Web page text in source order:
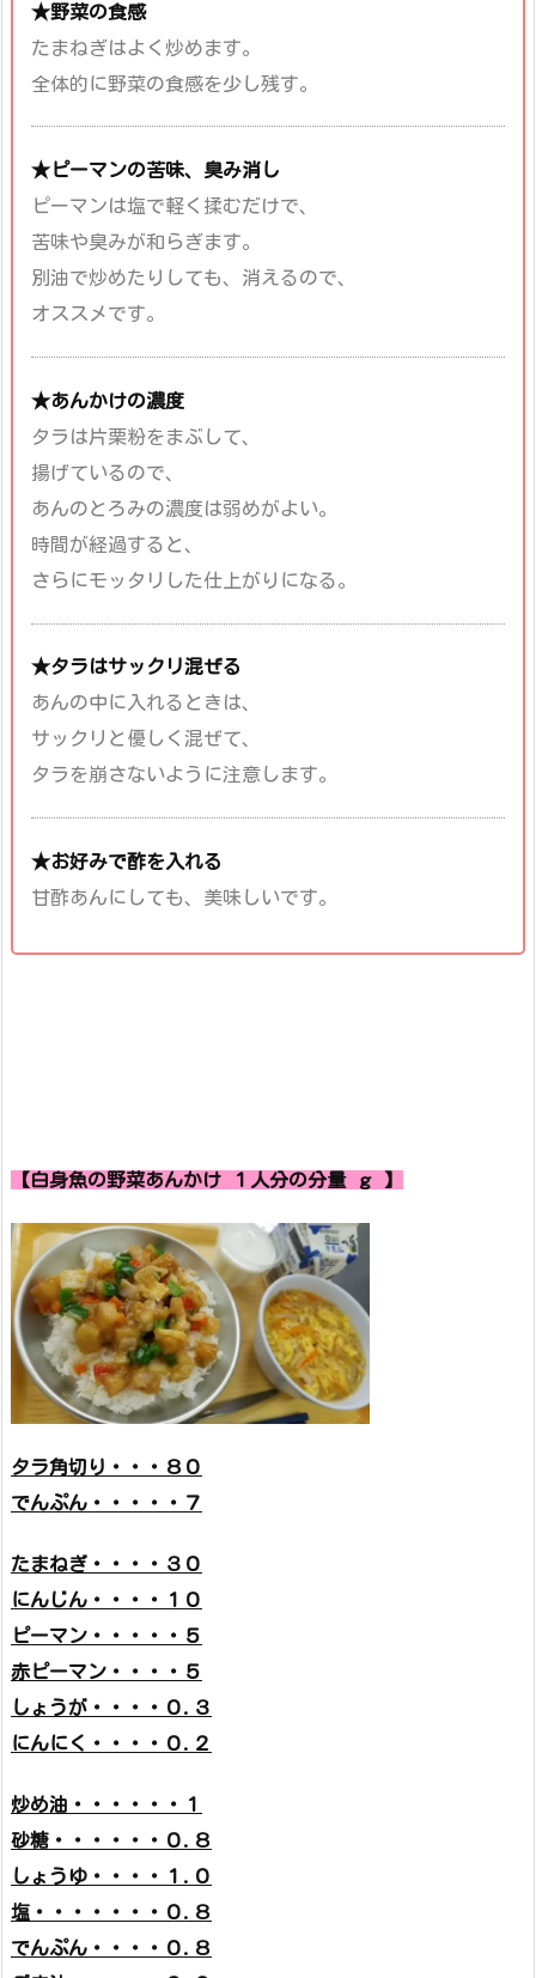
★野菜の食感
たまねぎはよく炒めます。
全体的に野菜の食感を少し残す。
★ピーマンの苦味、臭み消し
ピーマンは塩で軽く揉むだけで、
苦味や臭みが和らぎます。
別油で炒めたりしても、消えるので、
オススメです。
★あんかけの濃度
タラは片栗粉をまぶして、
揚げているので、
あんのとろみの濃度は弱めがよい。
時間が経過すると、
さらにモッタリした仕上がりになる。
★タラはサックリ混ぜる
あんの中に入れるときは、
サックリと優しく混ぜて、
タラを崩さないように注意します。
★お好みで酢を入れる
甘酢あんにしても、美味しいです。
【白身魚の野菜あんかけ １人分の分量 ｇ 】
タラ角切り・・・８０
でんぷん・・・・・７
たまねぎ・・・・３０
にんじん・・・・１０
ピーマン・・・・・５
赤ピーマン・・・・５
しょうが・・・・０.３
にんにく・・・・０.２
炒め油・・・・・・１
砂糖・・・・・・０.８
しょうゆ・・・・１.０
塩・・・・・・・０.８
でんぷん・・・・０.８